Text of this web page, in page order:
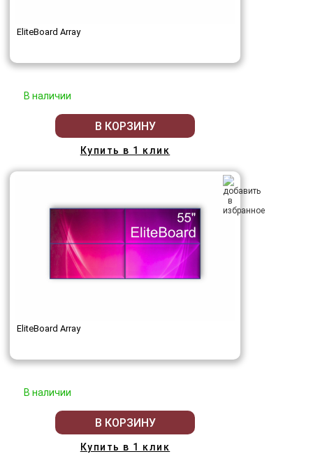
EliteBoard Array
В наличии
В КОРЗИНУ
Купить в 1 клик
EliteBoard Array
В наличии
В КОРЗИНУ
Купить в 1 клик